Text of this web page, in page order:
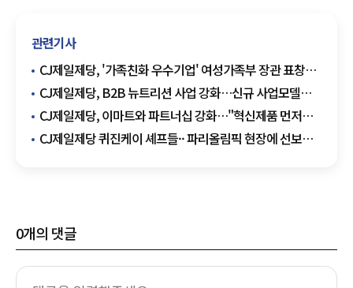
관련기사
CJ제일제당, '가족친화 우수기업' 여성가족부 장관 표창
수상
CJ제일제당, B2B 뉴트리션 사업 강화…신규 사업모델
도입
CJ제일제당, 이마트와 파트너십 강화…"혁신제품 먼저
선보인다"
CJ제일제당 퀴진케이 셰프들·· 파리올림픽 현장에 선보인
0개의 댓글